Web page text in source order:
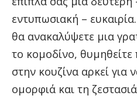
εντυπωσιακή –
θα ανακαλύψετε μια
το κομοδίνο,
στην κουζίνα αρκεί για
ομορφιά και τη